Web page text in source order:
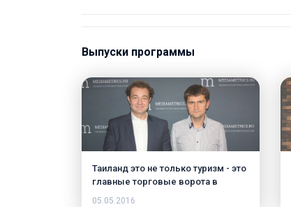
Выпуски программы
Таиланд это не только туризм - это
главные торговые ворота в
ACEAN
05.05.2016